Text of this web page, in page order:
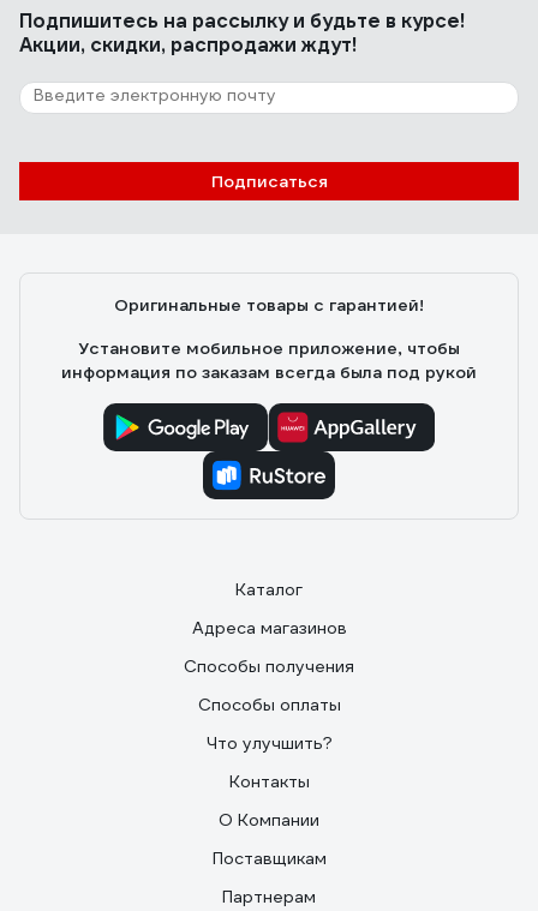
Подпишитесь на рассылкуи будьте в курсе!
Акции, скидки, распродажи ждут!
Подписаться
Оригинальные товары с гарантией!
Установите мобильное приложение, чтобы
информация по заказам всегда была под рукой
Каталог
Адреса магазинов
Способы получения
Способы оплаты
Что улучшить?
Контакты
О Компании
Поставщикам
Партнерам